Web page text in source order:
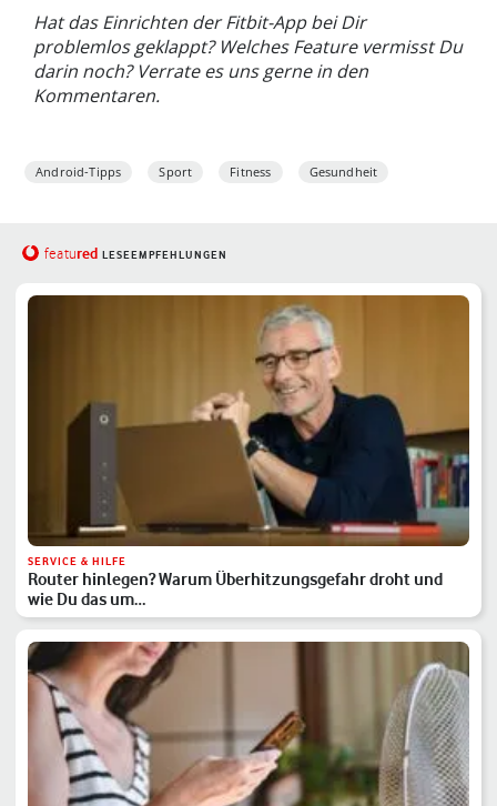
Hat das Einrichten der Fitbit-App bei Dir
problemlos geklappt? Welches Feature vermisst Du
darin noch? Verrate es uns gerne in den
Kommentaren.
Android-Tipps Sport Fitness Gesundheit
featured LESEEMPFEHLUNGEN
SERVICE & HILFE
Router hinlegen? Warum Überhitzungsgefahr droht und
wie Du das um…